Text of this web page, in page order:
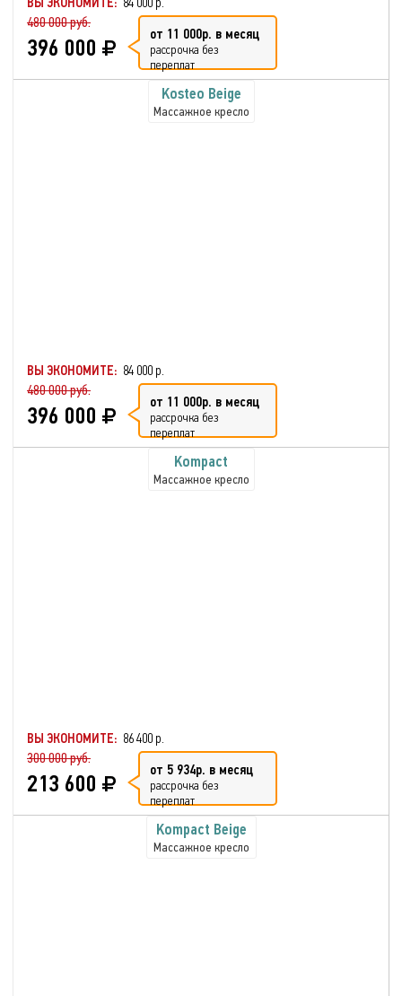
480 000 руб.
396 000 от 11 000р. в месяц
рассрочка без
переплат
Kosteo Beige
Массажное кресло
ВЫ ЭКОНОМИТЕ: 84 000 р.
480 000 руб.
396 000 от 11 000р. в месяц
рассрочка без
переплат
Kompact
Массажное кресло
ВЫ ЭКОНОМИТЕ: 86 400 р.
300 000 руб.
213 600 от 5 934р. в месяц
рассрочка без
переплат
Kompact Beige
Массажное кресло